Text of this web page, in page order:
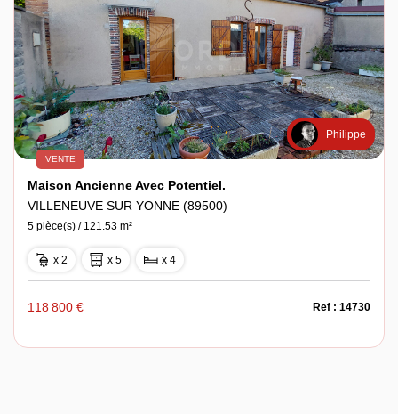
Philippe
VENTE
Maison Ancienne Avec Potentiel.
VILLENEUVE SUR YONNE (89500)
5 pièce(s) / 121.53 m²
x 2 x 5 x 4
118 800 € Ref : 14730